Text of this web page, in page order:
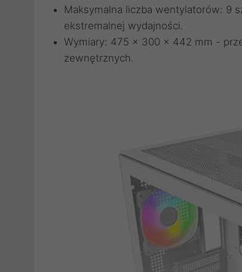
Maksymalna liczba wentylatorów: 9
ekstremalnej wydajności.
Wymiary: 475 x 300 x 442 mm -
zewnętrznych.